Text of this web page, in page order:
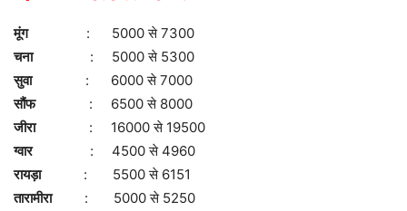
मूंग: 5000 से 7300
चना : 5000 से 5300
सुवा : 6000 से 7000
सौंफ
: 6500 से 8000
जीरा : 16000 से 19500
ग्वार
: 4500 से 4960
रायड़ा : 5500 से 6151
तारामीरा: 5000 से 5250